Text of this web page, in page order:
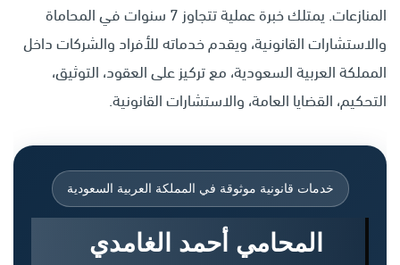
المنازعات. يمتلك خبرة عملية تتجاوز 7 سنوات في المحاماة
والاستشارات القانونية، ويقدم خدماته للأفراد والشركات داخل
المملكة العربية السعودية، مع تركيز على العقود، التوثيق،
التحكيم، القضايا العامة، والاستشارات القانونية.
خدمات قانونية موثوقة في المملكة العربية السعودية
المحامي أحمد الغامدي